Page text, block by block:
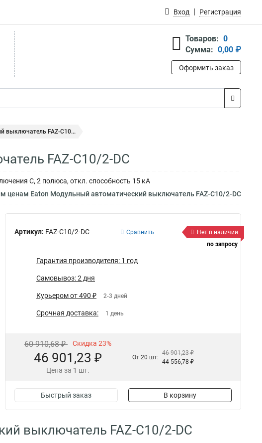
Вход Регистрация
Товаров: 0
Сумма: 0,00 ₽
Оформить заказ
выключатель FAZ-C10...
FAZ-C10/2-DC
C, 2 полюса, откл. способность 15 кА
ценам Eaton Модульный автоматический выключатель FAZ-C10/2-DC
Артикул: FAZ-C10/2-DC Сравнить
Нет в наличии
по запросу
Гарантия производителя: 1 год
Самовывоз: 2 дня
Курьером от 490 ₽ 2-3 дней
Срочная доставка: 1 день
60 910,68 ₽ Скидка 23%
46 901,23 ₽
Цена за 1 шт.
От 20 шт:
46 901,23 ₽
44 556,78 ₽
Быстрый заказ В корзину
выключатель FAZ-C10/2-DC